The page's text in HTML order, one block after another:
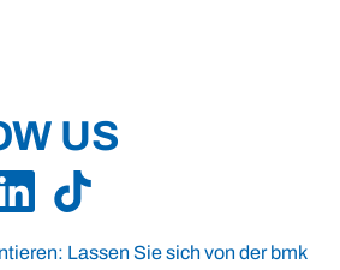
US
Lassen Sie sich von der bmk